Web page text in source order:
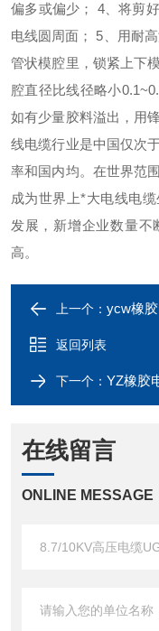
偏多或偏少； 4、将剪
电线圆周面； 5、用耐
管状模腔里，锁紧上下
腔直径比线径略小
如有少量胶料溢出，用
线电缆行业是中国仅次
率和国内均。在世界范
成为世界上*大电线电
发展，新增企业数量不
高。
上一个： ycw橡
返回列表
下一个： YZ橡胶
在线留言
ONLINE MESSAGE